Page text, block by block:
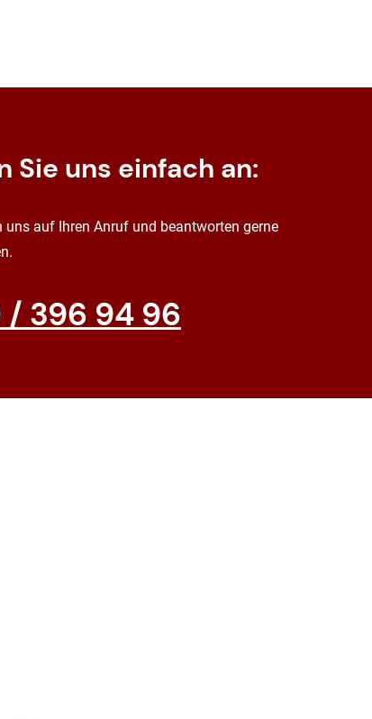
Sie uns einfach an:
uns auf Ihren Anruf und beantworten gerne
396 94 96